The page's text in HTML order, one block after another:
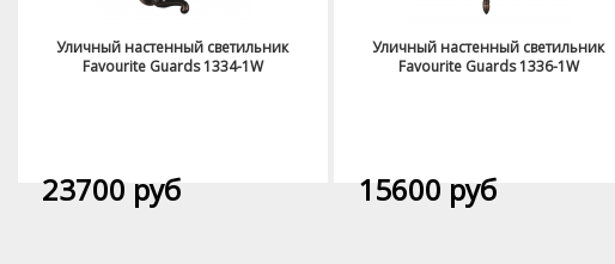
Уличный настенный светильник
Favourite Guards 1334-1W
23700 руб
Уличный настенный светильник
Favourite Guards 1336-1W
15600 руб